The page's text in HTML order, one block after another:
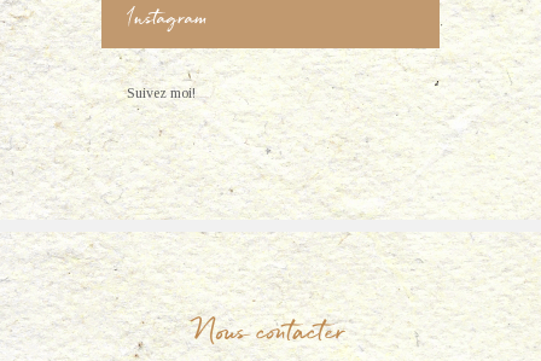
Instagram
Suivez moi!
Nous contacter